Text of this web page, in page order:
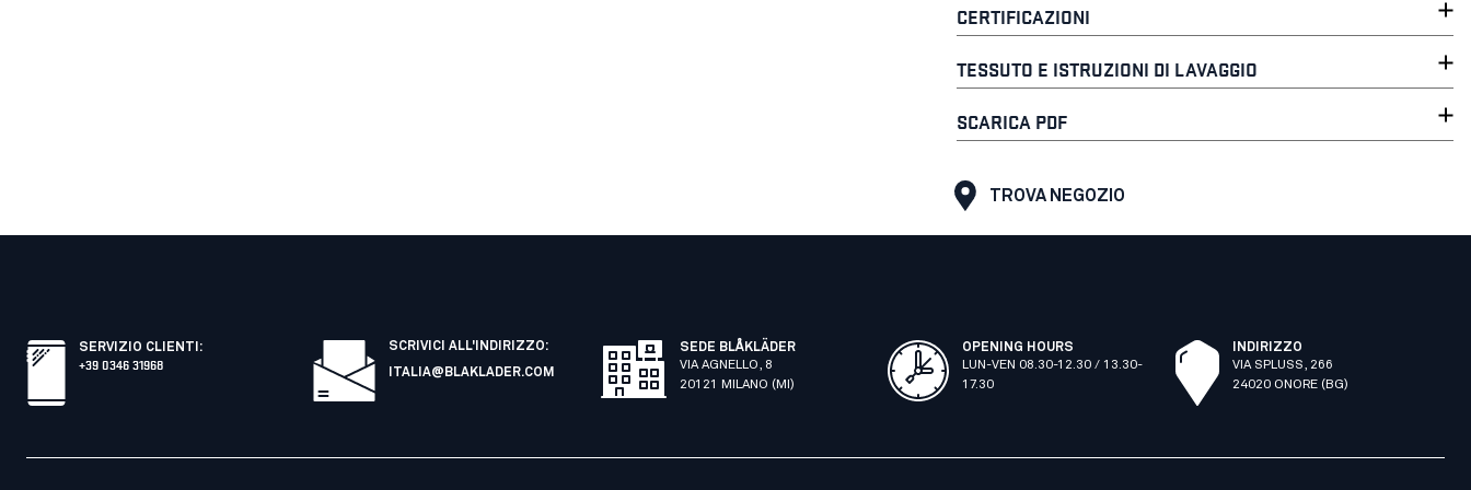
CERTIFICAZIONI
TESSUTO E ISTRUZIONI DI LAVAGGIO
SCARICA PDF
TROVA NEGOZIO
SERVIZIO CLIENTI :
+39 0346 31968
SCRIVICI ALL'INDIRIZZO:
ITALIA@BLAKLADER.COM
SEDE BLÅKLÄDER
VIA AGNELLO, 8
20121 MILANO (MI)
OPENING HOURS
LUN-VEN 08.30-12.30 / 13.30-
17.30
INDIRIZZO
VIA SPLUSS, 266
24020 ONORE (BG)